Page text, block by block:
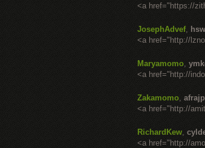
<a href="https://
JosephAdvef,
<a href="http://
Maryamomo,
<a href="http://
Zakamomo,
<a href="http://
RichardKew,
<a href="http://